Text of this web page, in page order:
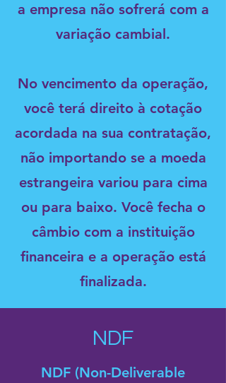
a empresa não sofrerá com a
variação cambial.
No vencimento da operação,
você terá direito à cotação
acordada na sua contratação,
não importando se a moeda
estrangeira variou para cima
ou para baixo. Você fecha o
câmbio com a instituição
financeira e a operação está
finalizada.
NDF
NDF (Non-Deliverable